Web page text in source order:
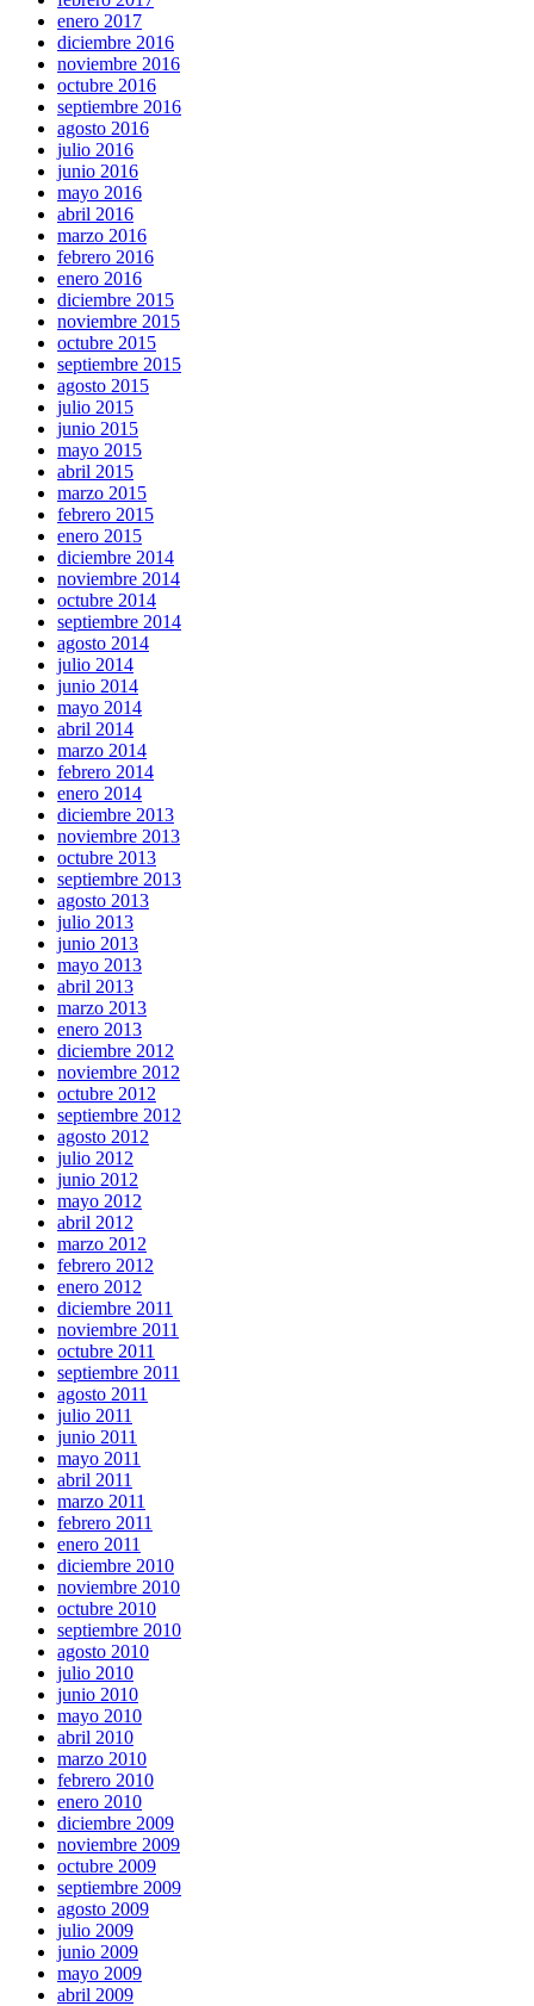
enero 2017
diciembre 2016
noviembre 2016
octubre 2016
septiembre 2016
agosto 2016
julio 2016
junio 2016
mayo 2016
abril 2016
marzo 2016
febrero 2016
enero 2016
diciembre 2015
noviembre 2015
octubre 2015
septiembre 2015
agosto 2015
julio 2015
junio 2015
mayo 2015
abril 2015
marzo 2015
febrero 2015
enero 2015
diciembre 2014
noviembre 2014
octubre 2014
septiembre 2014
agosto 2014
julio 2014
junio 2014
mayo 2014
abril 2014
marzo 2014
febrero 2014
enero 2014
diciembre 2013
noviembre 2013
octubre 2013
septiembre 2013
agosto 2013
julio 2013
junio 2013
mayo 2013
abril 2013
marzo 2013
enero 2013
diciembre 2012
noviembre 2012
octubre 2012
septiembre 2012
agosto 2012
julio 2012
junio 2012
mayo 2012
abril 2012
marzo 2012
febrero 2012
enero 2012
diciembre 2011
noviembre 2011
octubre 2011
septiembre 2011
agosto 2011
julio 2011
junio 2011
mayo 2011
abril 2011
marzo 2011
febrero 2011
enero 2011
diciembre 2010
noviembre 2010
octubre 2010
septiembre 2010
agosto 2010
julio 2010
junio 2010
mayo 2010
abril 2010
marzo 2010
febrero 2010
enero 2010
diciembre 2009
noviembre 2009
octubre 2009
septiembre 2009
agosto 2009
julio 2009
junio 2009
mayo 2009
abril 2009